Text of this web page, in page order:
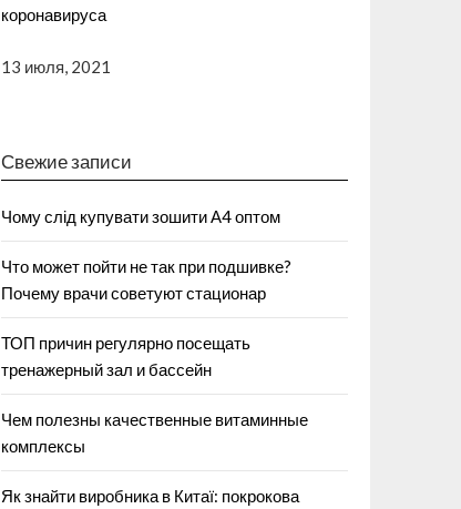
коронавируса
13 июля, 2021
Свежие записи
Чому слід купувати зошити А4 оптом
Что может пойти не так при подшивке?
Почему врачи советуют стационар
ТОП причин регулярно посещать
тренажерный зал и бассейн
Чем полезны качественные витаминные
комплексы
Як знайти виробника в Китаї: покрокова